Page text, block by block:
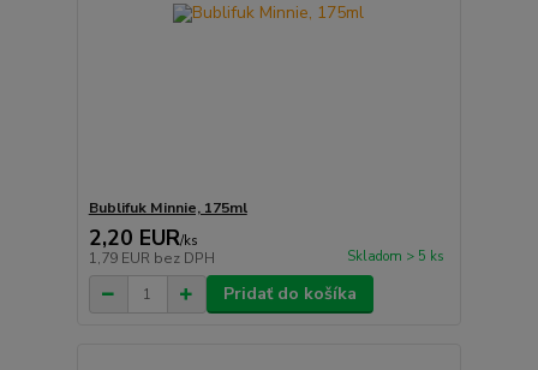
Bublifuk Minnie, 175ml
2,20 EUR/ks
1,79 EUR bez DPH Skladom > 5 ks
Pridať do košíka